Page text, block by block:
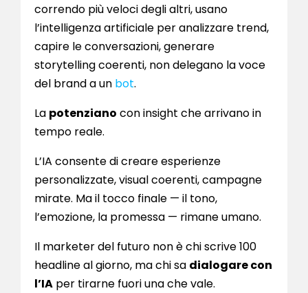
correndo più veloci degli altri, usano
l’intelligenza artificiale per analizzare trend,
capire le conversazioni, generare
storytelling coerenti, non delegano la voce
del brand a un bot.
La potenziano con insight che arrivano in
tempo reale.
L’IA consente di creare esperienze
personalizzate, visual coerenti, campagne
mirate. Ma il tocco finale — il tono,
l’emozione, la promessa — rimane umano.
Il marketer del futuro non è chi scrive 100
headline al giorno, ma chi sa dialogare con
l’IA per tirarne fuori una che vale.